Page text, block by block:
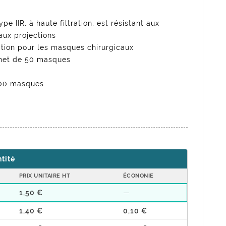
IIR, à haute filtration, est résistant aux
projections
pour les masques chirurgicaux
de 50 masques
masques
PRIX UNITAIRE HT ÉCONONIE
1,50 € —
1,40 € 0,10 €